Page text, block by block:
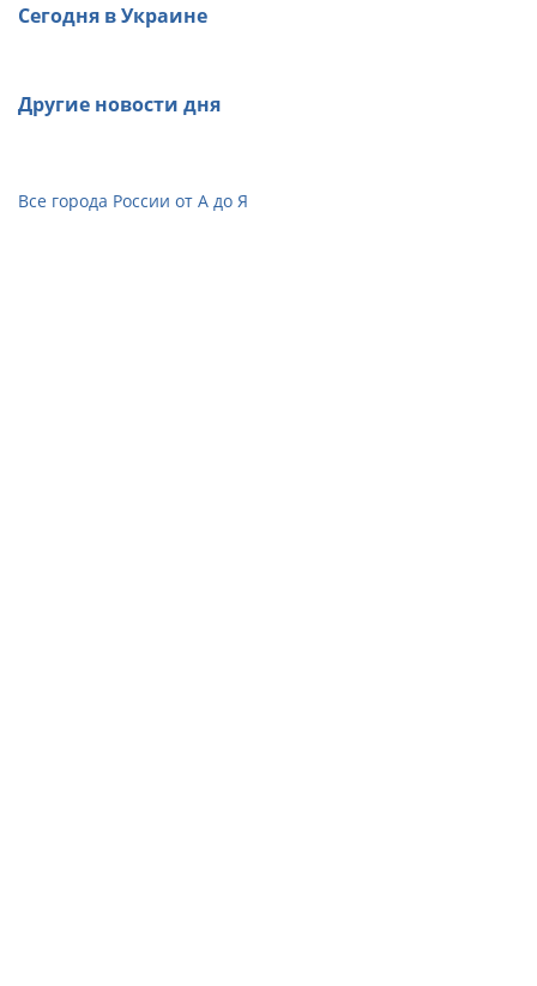
Сегодня в Украине
Другие новости дня
Все города России от А до Я